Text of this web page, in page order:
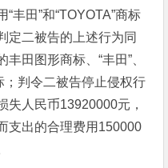
丰田”和“TOYOTA”商标
定二被告的上述行为同
田图形商标、“丰田”、
；判令二被告停止侵权行
失人民币13920000元，
支出的合理费用150000